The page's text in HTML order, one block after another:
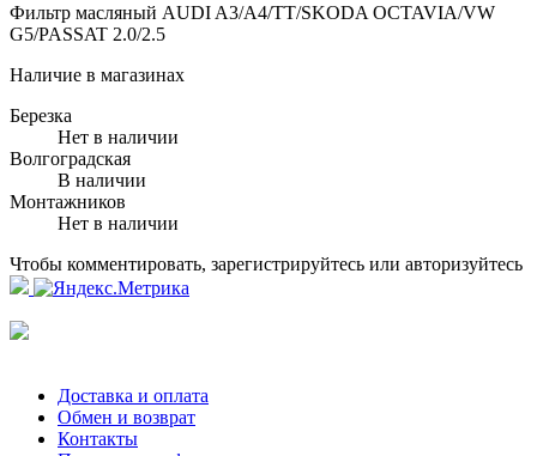
Фильтр масляный AUDI A3/A4/TT/SKODA OCTAVIA/VW
G5/PASSAT 2.0/2.5
Наличие в магазинах
Березка
Нет в наличии
Волгоградская
В наличии
Монтажников
Нет в наличии
Чтобы комментировать, зарегистрируйтесь или авторизуйтесь
Доставка и оплата
Обмен и возврат
Контакты